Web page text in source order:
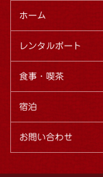
ホーム
レンタルボート
食事・喫茶
宿泊
お問い合わせ